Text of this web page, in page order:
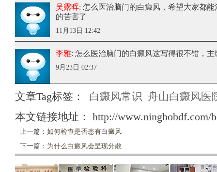
吴露晖: 怎么医治脑门的白癜风，希望大家都
的苦害了
11月13日 12:42
李雅: 怎么医治脑门的白癜风这写得很不错，
9月23日 02:37
文章Tag标签： 白癜风常识 舟山白癜风医
本文链接地址： http://www.ningbobdf.com/
上一篇： 如何检查是否患有白癜风
下一篇： 为什么白癜风会呈现分散